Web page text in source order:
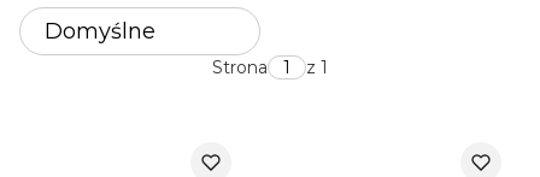
Domyślne
Strona z 1